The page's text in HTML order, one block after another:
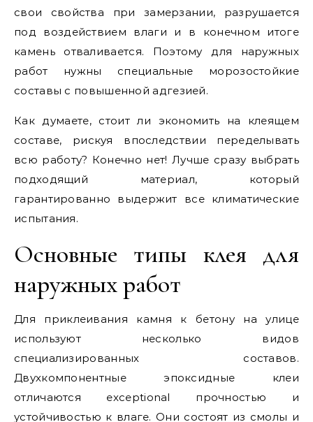
свои свойства при замерзании, разрушается
под воздействием влаги и в конечном итоге
камень отваливается. Поэтому для наружных
работ нужны специальные морозостойкие
составы с повышенной адгезией.
Как думаете, стоит ли экономить на клеящем
составе, рискуя впоследствии переделывать
всю работу? Конечно нет! Лучше сразу выбрать
подходящий материал, который
гарантированно выдержит все климатические
испытания.
Основные типы клея для
наружных работ
Для приклеивания камня к бетону на улице
используют несколько видов
специализированных составов.
Двухкомпонентные эпоксидные клеи
отличаются exceptional прочностью и
устойчивостью к влаге. Они состоят из смолы и